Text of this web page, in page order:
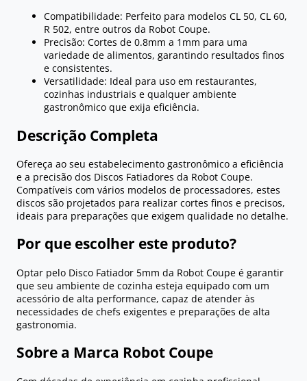
Compatibilidade: Perfeito para modelos CL 50, CL 60,
R 502, entre outros da Robot Coupe.
Precisão: Cortes de 0.8mm a 1mm para uma
variedade de alimentos, garantindo resultados finos
e consistentes.
Versatilidade: Ideal para uso em restaurantes,
cozinhas industriais e qualquer ambiente
gastronômico que exija eficiência.
Descrição Completa
Ofereça ao seu estabelecimento gastronômico a eficiência
e a precisão dos Discos Fatiadores da Robot Coupe.
Compatíveis com vários modelos de processadores, estes
discos são projetados para realizar cortes finos e precisos,
ideais para preparações que exigem qualidade no detalhe.
Por que escolher este produto?
Optar pelo Disco Fatiador 5mm da Robot Coupe é garantir
que seu ambiente de cozinha esteja equipado com um
acessório de alta performance, capaz de atender às
necessidades de chefs exigentes e preparações de alta
gastronomia.
Sobre a Marca Robot Coupe